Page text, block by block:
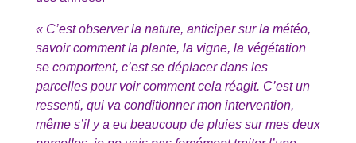
« C’est observer la nature, anticiper sur la météo,
savoir comment la plante, la vigne, la végétation
se comportent, c’est se déplacer dans les
parcelles pour voir comment cela réagit. C’est un
ressenti, qui va conditionner mon intervention,
même s’il y a eu beaucoup de pluies sur mes deux